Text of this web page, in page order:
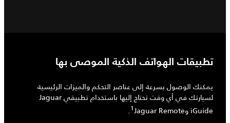
تطبيقات الهواتف الذكية الموصى بها
يمكنك الوصول بسرعة إلى عناصر التحكم والميزات الرئيسية
لسيارتك في أي وقت تحتاج إليها باستخدام تطبيقي Jaguar
iGuide وJaguar Remote‏
1
.